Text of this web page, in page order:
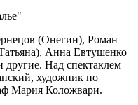
(Онегин), Роман
Анна Евтушенко
Над спектаклем
художник по
Мария Коложвари.